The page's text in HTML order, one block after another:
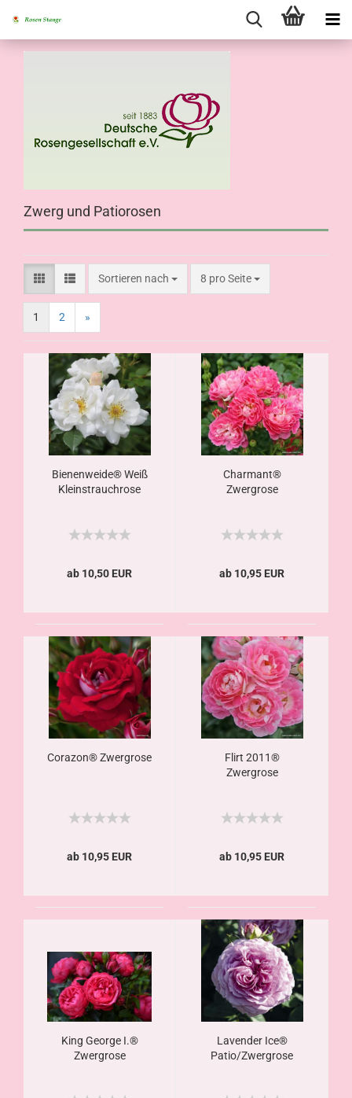
Zwerg und Patiorosen
Sortieren nach 8 pro Seite
1 2 »
Bienenweide® Weiß
Kleinstrauchrose
ab 10,50 EUR
Charmant®
Zwergrose
ab 10,95 EUR
Corazon® Zwergrose
ab 10,95 EUR
Flirt 2011®
Zwergrose
ab 10,95 EUR
King George I.®
Zwergrose
Lavender Ice®
Patio/Zwergrose